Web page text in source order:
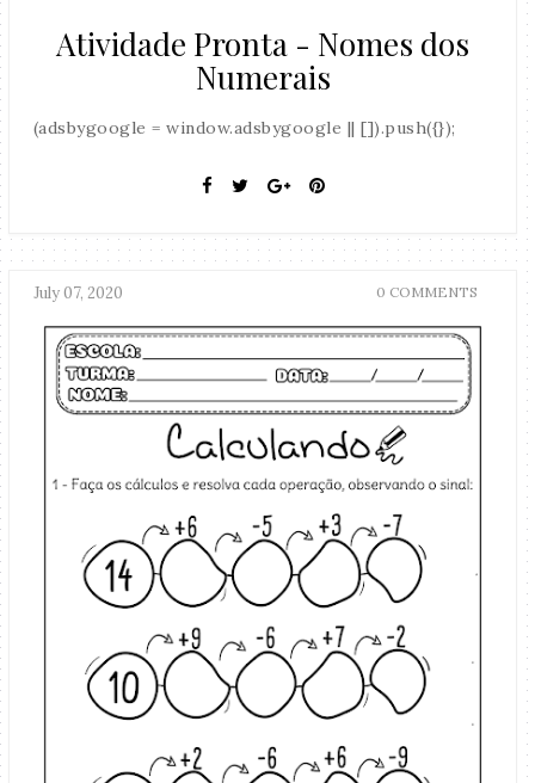
Atividade Pronta - Nomes dos
Numerais
(adsbygoogle = window.adsbygoogle || []).push({});
July 07, 2020 0 COMMENTS